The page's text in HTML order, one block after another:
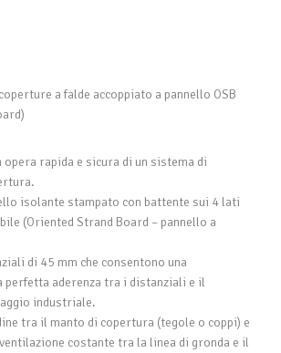
a falde accoppiato a pannello OSB
opera rapida e sicura di un sistema di
isolante stampato con battente sui 4 lati
(Oriented Strand Board – pannello a
di 45 mm che consentono una
aderenza tra i distanziali e il
industriale.
tra il manto di copertura (tegole o coppi) e
costante tra la linea di gronda e il